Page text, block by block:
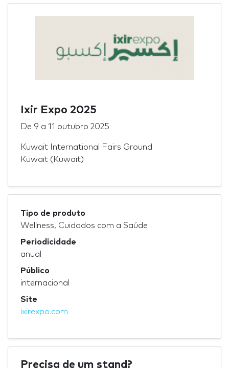
Ixir Expo 2025
De 9 a 11 outubro 2025
Kuwait International Fairs Ground
Kuwait (Kuwait)
Tipo de produto
Wellness, Cuidados com a Saúde
Periodicidade
anual
Público
internacional
Site
ixirexpo.com
Precisa de um stand?